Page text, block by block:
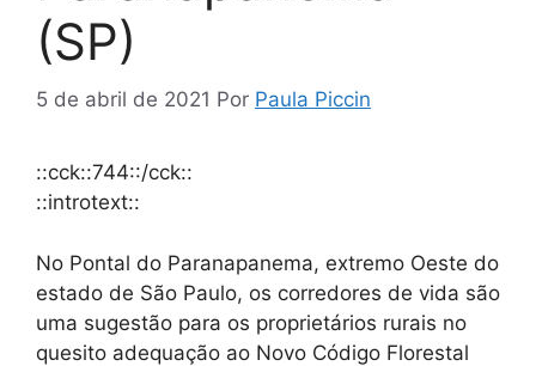
(SP)
5 de abril de 2021 Por Paula Piccin
::cck::744::/cck::
::introtext::
No Pontal do Paranapanema, extremo Oeste do
estado de São Paulo, os corredores de vida são
uma sugestão para os proprietários rurais no
quesito adequação ao Novo Código Florestal